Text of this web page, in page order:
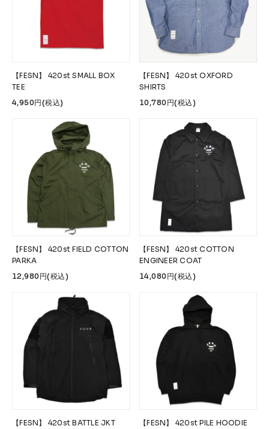
【FESN】 420st SMALL BOX
TEE
4,950円(税込)
【FESN】 420st OXFORD
SHIRTS
10,780円(税込)
【FESN】 420st FIELD COTTON
PARKA
12,980円(税込)
【FESN】 420st COTTON
ENGINEER COAT
14,080円(税込)
【FESN】 420st BATTLE JKT
【FESN】 420st PILE HOODIE